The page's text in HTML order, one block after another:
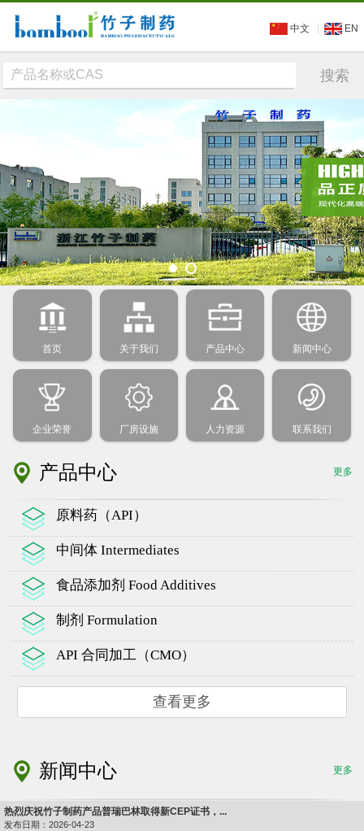
中文 EN
首页 关于我们 产品中心 新闻中心
企业荣誉 厂房设施 人力资源 联系我们
产品中心 更多
原料药（API）
中间体 Intermediates
食品添加剂 Food Additives
制剂 Formulation
API 合同加工（CMO）
查看更多
新闻中心 更多
热烈庆祝竹子制药产品普瑞巴林取得新CEP证书，...
发布日期：2026-04-23